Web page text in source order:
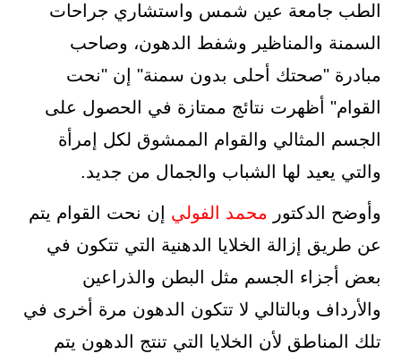
الطب جامعة عين شمس واستشاري جراحات
السمنة والمناظير وشفط الدهون، وصاحب
مبادرة "صحتك أحلى بدون سمنة" إن "نحت
القوام" أظهرت نتائج ممتازة في الحصول على
الجسم المثالي والقوام الممشوق لكل إمرأة
والتي يعيد لها الشباب والجمال من جديد.
وأوضح الدكتور محمد الفولي إن نحت القوام يتم
عن طريق إزالة الخلايا الدهنية التي تتكون في
بعض أجزاء الجسم مثل البطن والذراعين
والأرداف وبالتالي لا تتكون الدهون مرة أخرى في
تلك المناطق لأن الخلايا التي تنتج الدهون يتم